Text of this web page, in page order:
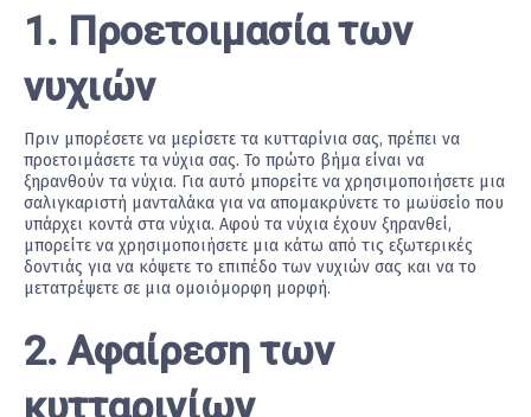
1. Προετοιμασία των
νυχιών
Πριν μπορέσετε να μερίσετε τα κυτταρίνια σας, πρέπει να
προετοιμάσετε τα νύχια σας. Το πρώτο βήμα είναι να
ξηρανθούν τα νύχια. Για αυτό μπορείτε να χρησιμοποιήσετε μια
σαλιγκαριστή μανταλάκα για να απομακρύνετε το μωϋσείο που
υπάρχει κοντά στα νύχια. Αφού τα νύχια έχουν ξηρανθεί,
μπορείτε να χρησιμοποιήσετε μια κάτω από τις εξωτερικές
δοντιάς για να κόψετε το επιπέδο των νυχιών σας και να το
μετατρέψετε σε μια ομοιόμορφη μορφή.
2. Αφαίρεση των
κυτταρινίων